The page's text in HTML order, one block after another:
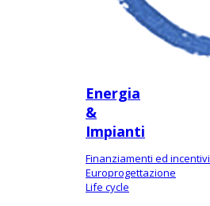
Energia
&
Impianti
Finanziamenti ed incentivi
Europrogettazione
Life cycle